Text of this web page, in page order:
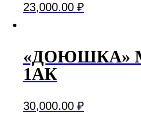
23,000.00 ₽
«ДОЮШКА»
1АК
30,000.00 ₽